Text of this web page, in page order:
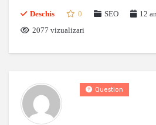
Deschis 0 SEO 12
2077 vizualizari
Question